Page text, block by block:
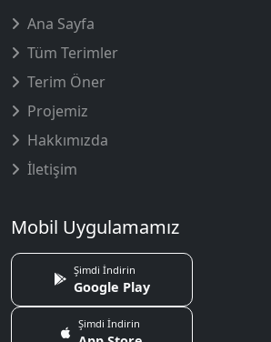
Ana Sayfa
Tüm Terimler
Terim Öner
Projemiz
Hakkımızda
İletişim
Mobil Uygulamamız
Şimdi İndirin
Google Play
Şimdi İndirin